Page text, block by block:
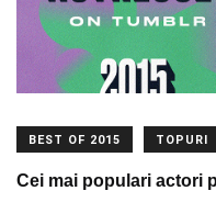
BEST OF 2015 TOPURI
Cei mai populari actori